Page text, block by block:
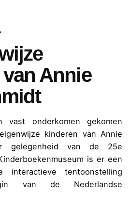
Annie
onderkomen gekomen
kinderen van Annie
gelegenheid van de 25e
is er een
interactieve tentoonstelling
van de Nederlandse